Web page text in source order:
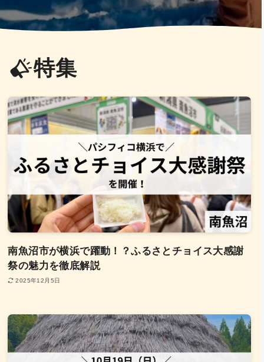
特集
南魚沼市が横浜で躍動！？ふるさとチョイス大感謝
祭の魅力を徹底解説
2025年12月5日